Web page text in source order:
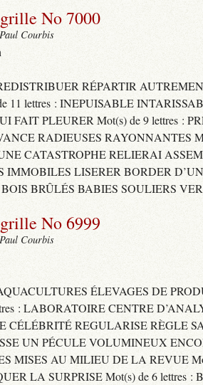
No 7000
Courbis
RÉPARTIR
11 lettres : INEPUISABLE
FAIT PLEURER Mot(s) de 9 lettres :
RADIEUSES RAYONNANTES
CATASTROPHE RELIERAI
IMMOBILES LISERER BORDER
BOIS BRÛLÉS BABIES SOULIERS
No 6999
Courbis
ÉLEVAGES DE
: LABORATOIRE CENTRE
CÉLÉBRITÉ REGULARISE RÈGLE
UN PÉCULE VOLUMINEUX
MISES AU MILIEU DE LA REVUE
LA SURPRISE Mot(s) de 6 lettres :